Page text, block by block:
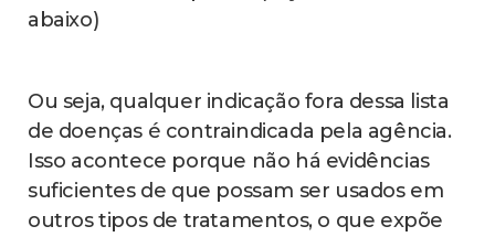
abaixo)
Ou seja, qualquer indicação fora dessa lista
de doenças é contraindicada pela agência.
Isso acontece porque não há evidências
suficientes de que possam ser usados em
outros tipos de tratamentos, o que expõe